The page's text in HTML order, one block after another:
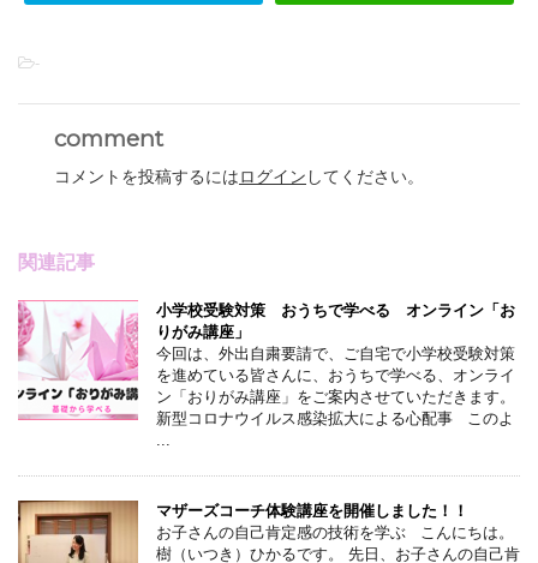
-
comment
コメントを投稿するにはログイン してください。
関連記事
小学校受験対策 おうちで学べる オンライン「お
りがみ講座」
今回は、外出自粛要請で、ご自宅で小学校受験対策
を進めている皆さんに、おうちで学べる、オンライ
ン「おりがみ講座」をご案内させていただきます。
新型コロナウイルス感染拡大による心配事 このよ
...
マザーズコーチ体験講座を開催しました！！
お子さんの自己肯定感の技術を学ぶ こんにちは。
樹（いつき）ひかるです。 先日、お子さんの自己肯